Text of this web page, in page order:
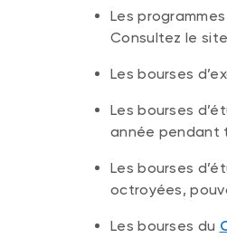
Les
Consultez le
Les bourses
Les bourses
année pendant
Les bourses
octroyées,
Les bourses du